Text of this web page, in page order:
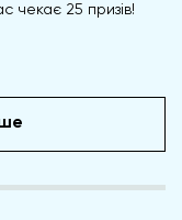
чекає 25 призів!